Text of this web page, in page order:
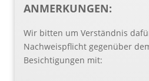
ANMERKUNGEN:
Wir bitten um Verständnis
Nachweispflicht gegenüber
Besichtigungen mit: